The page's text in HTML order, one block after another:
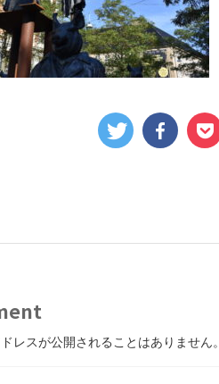
レスが公開されることはありません。